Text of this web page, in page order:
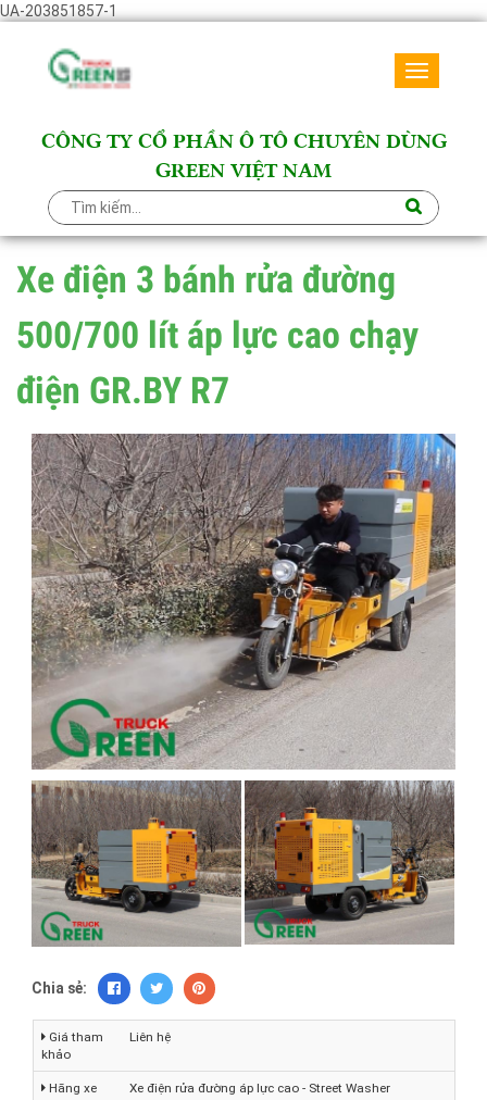
UA-203851857-1
Toggle
CÔNG TY CỔ PHẦN Ô TÔ CHUYÊN DÙNG
GREEN VIỆT NAM
Xe điện 3 bánh rửa đường
500/700 lít áp lực cao chạy
điện GR.BY R7
Giá tham
khảo